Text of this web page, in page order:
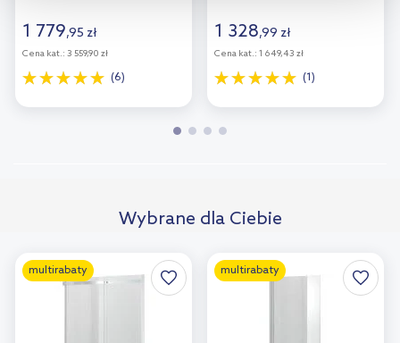
przejdź do zakładek „Informacje o plikach cookie”.
przezroczyste
21208100
1 779,95 zł
Cena kat.: 3 559,90 zł
(6)
1 328,99 zł
Cena kat.: 1 649,43 zł
(1)
Wybrane dla Ciebie
multirabaty multirabaty